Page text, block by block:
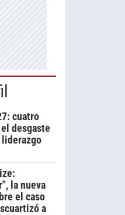
cuatro
desgaste
la nueva
el caso
a